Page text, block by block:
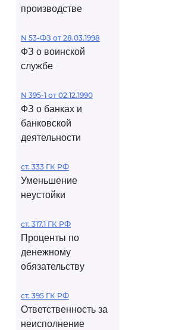
производстве
N 53-ФЗ от 28.03.1998
ФЗ о воинской
службе
N 395-1 от 02.12.1990
ФЗ о банках и
банковской
деятельности
ст. 333 ГК РФ
Уменьшение
неустойки
ст. 317.1 ГК РФ
Проценты по
денежному
обязательству
ст. 395 ГК РФ
Ответственность за
неисполнение